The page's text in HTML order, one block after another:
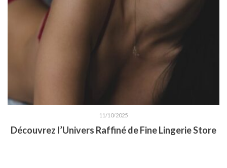
11/10/2025
Découvrez l’Univers Raffiné de Fine Lingerie Store